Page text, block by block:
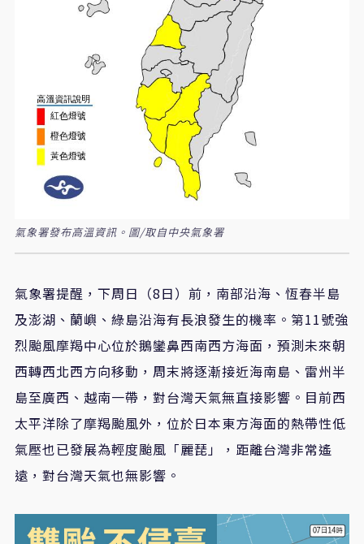
氣象署發布高溫資訊。圖/取自中央氣象署
氣象署提醒，下周日（8日）前，南部沿海、恆春半島
及澎湖、蘭嶼、綠島沿海有長浪發生的機率。第11號強
烈颱風摩羯中心位於鵝鑾鼻西南西方海面，預測未來朝
西轉西北西方向移動，周末將逐漸接近海南島、雷州半
島至廣西、越南一帶，對台灣天氣無直接影響。目前西
太平洋除了摩羯颱風外，位於日本東方海面的熱帶性低
氣壓也已發展為輕度颱風「麗琵」，距離台灣非常遙
遠，對台灣天氣也無影響。